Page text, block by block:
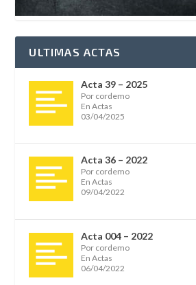
ULTIMAS ACTAS
Acta 39 – 2025
Por cordemo
En Actas
03/04/2025
Acta 36 – 2022
Por cordemo
En Actas
09/04/2022
Acta 004 – 2022
Por cordemo
En Actas
06/04/2022